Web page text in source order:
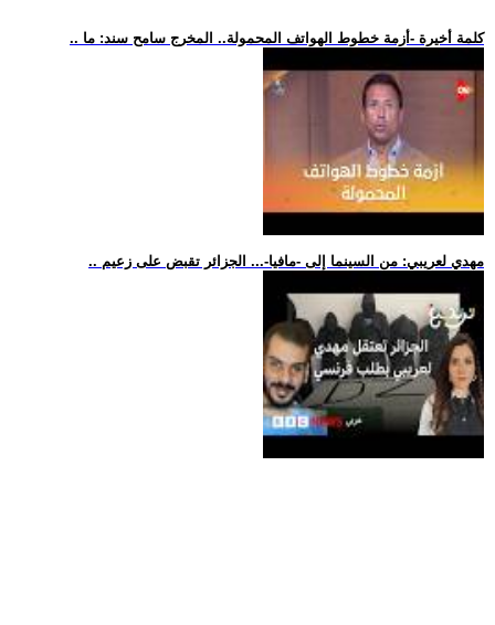
.. كلمة أخيرة -أزمة خطوط الهواتف المحمولة.. المخرج سامح سند: ما
.. مهدي لعريبي: من السينما إلى -مافيا-... الجزائر تقبض على زعيم